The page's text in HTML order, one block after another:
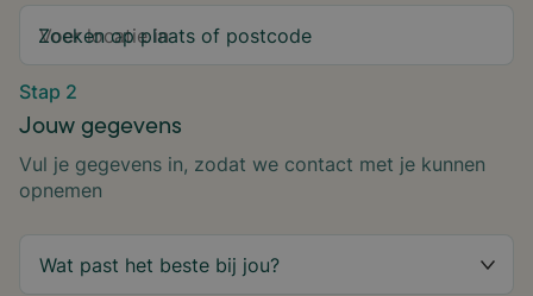
Zoeken op plaats of postcode
Stap 2
Jouw gegevens
Vul je gegevens in, zodat we contact met je kunnen
opnemen